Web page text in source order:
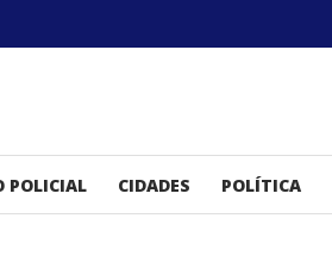
POLICIAL CIDADES POLÍTICA